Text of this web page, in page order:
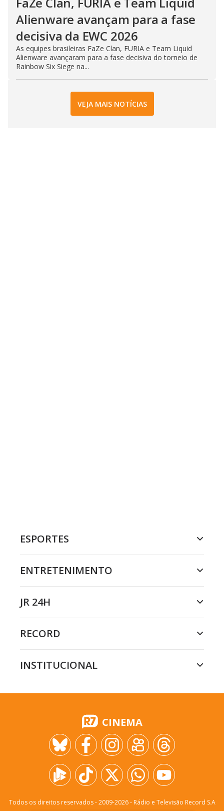
Alienware avançam para a fase
decisiva da EWC 2026
As equipes brasileiras FaZe Clan, FURIA e Team Liquid
Alienware avançaram para a fase decisiva do torneio de
Rainbow Six Siege na...
VEJA MAIS NOTÍCIAS
ESPORTES
ENTRETENIMENTO
JR 24H
RECORD
INSTITUCIONAL
CINEMA
Todos os direitos reservados - 2009-2026- Rádio e Televisão Record S.A